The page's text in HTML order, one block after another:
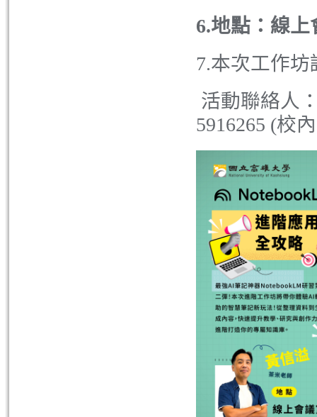
6.地點：線
7.本次工作坊
活動聯絡人
5916265 (校